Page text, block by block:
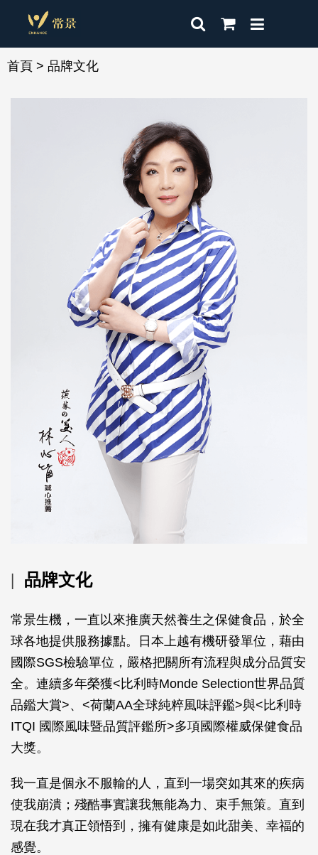
首頁 > 品牌文化
| 品牌文化
常景生機，一直以來推廣天然養生之保健食品，於全
球各地提供服務據點。日本上越有機研發單位，藉由
國際SGS檢驗單位，嚴格把關所有流程與成分品質安
全。連續多年榮獲<比利時Monde Selection世界品質
品鑑大賞>、<荷蘭AA全球純粹風味評鑑>與<比利時
ITQI 國際風味暨品質評鑑所>多項國際權威保健食品
大獎。
我一直是個永不服輸的人，直到一場突如其來的疾病
使我崩潰；殘酷事實讓我無能為力、束手無策。直到
現在我才真正領悟到，擁有健康是如此甜美、幸福的
感覺。